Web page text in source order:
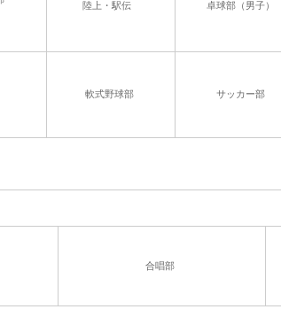
陸上・駅伝 卓球部（男子）
軟式野球部 サッカー部
合唱部